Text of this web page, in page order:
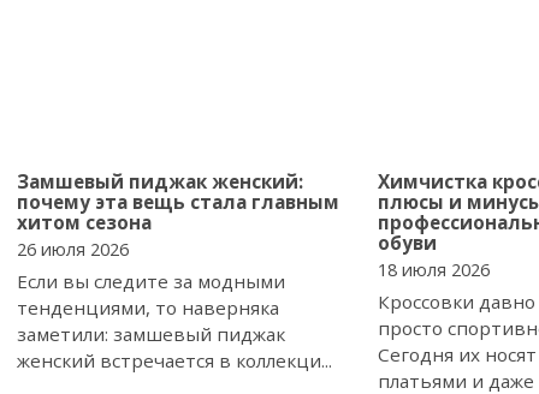
Замшевый пиджак женский:
почему эта вещь стала главным
хитом сезона
26 июля 2026
Если вы следите за модными
тенденциями, то наверняка
заметили: замшевый пиджак
женский встречается в коллекци...
Химчистка
плюсы и
обуви
18 июля 2026
Кроссовки
просто
Сегодня их
платьями и даже